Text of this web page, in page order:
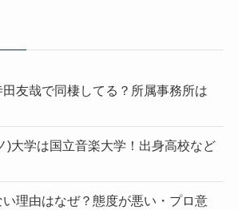
友哉で同棲してる？所属事務所は
)大学は国立音楽大学！出身高校など
理由はなぜ？態度が悪い・プロ意